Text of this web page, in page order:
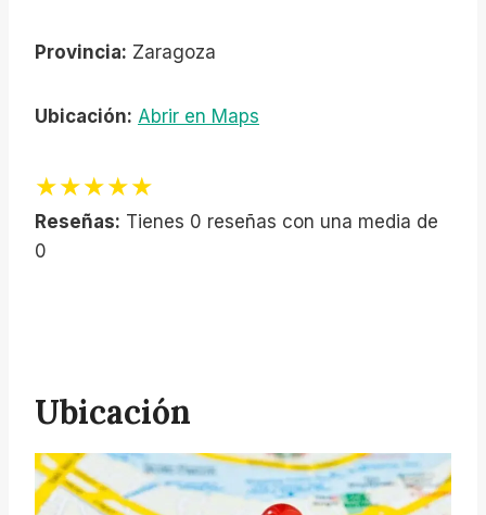
Provincia: Zaragoza
Ubicación: Abrir en Maps
★★★★★
Reseñas: Tienes 0 reseñas con una media de
0
Ubicación